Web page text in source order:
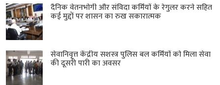
दैनिक वेतनभोगी और संविदा कर्मियों के रेगुलर करने सहित
कई मुद्दों पर शासन का रुख सकारात्मक
सेवानिवृत्त केंद्रीय सशस्त्र पुलिस बल ​कर्मियों को मिला सेवा
की दूसरी पारी का अवसर